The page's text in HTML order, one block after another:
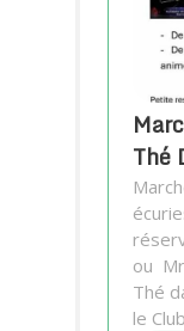
Thé
ou
Thé
le